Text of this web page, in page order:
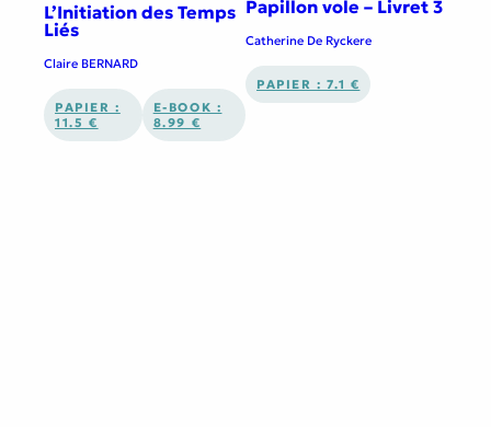
L’Initiation des Temps
Liés
Claire BERNARD
PAPIER :
11.5 €
E-BOOK :
8.99 €
Papillon vole – Livret 3
Catherine De Ryckere
PAPIER : 7.1 €